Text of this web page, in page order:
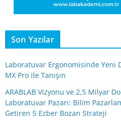
Son Yazılar
Laboratuvar Ergonomisinde Yeni
MX Pro ile Tanışın
ARABLAB Vizyonu ve 2,5 Milyar
Laboratuvar Pazarı: Bilim
Getiren 5 Ezber Bozan Strateji